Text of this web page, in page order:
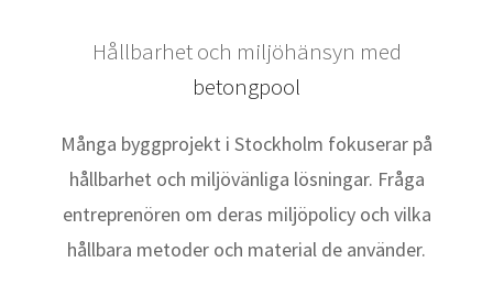
Hållbarhet och miljöhänsyn med
betongpool
Många byggprojekt i Stockholm fokuserar på
hållbarhet och miljövänliga lösningar. Fråga
entreprenören om deras miljöpolicy och vilka
hållbara metoder och material de använder.